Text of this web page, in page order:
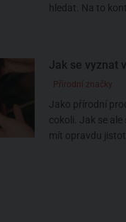
hledat. Na to
Jak se vyznat
Přírodní značky
Jako přírodní
cokoli. Jak se
mít opravdu